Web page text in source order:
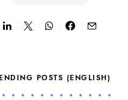
POSTS (ENGLISH)